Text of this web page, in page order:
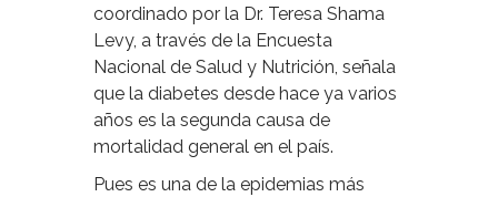
coordinado por la Dr. Teresa Shama
Levy, a través de la Encuesta
Nacional de Salud y Nutrición, señala
que la diabetes desde hace ya varios
años es la segunda causa de
mortalidad general en el país.
Pues es una de la epidemias más